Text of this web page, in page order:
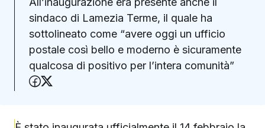
sindaco di Lamezia Terme, il quale ha
sottolineato come “avere oggi un ufficio
postale così bello e moderno è sicuramente
qualcosa di positivo per l’intera comunità”
Condividi su Facebook